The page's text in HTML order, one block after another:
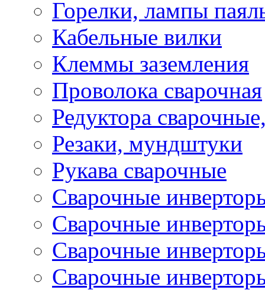
Горелки, лампы
Кабельные вилки
Клеммы заземления
Проволока сварочная
Редуктора
Резаки, мундштуки
Рукава сварочные
Сварочные
Сварочные
Сварочные
Сварочные